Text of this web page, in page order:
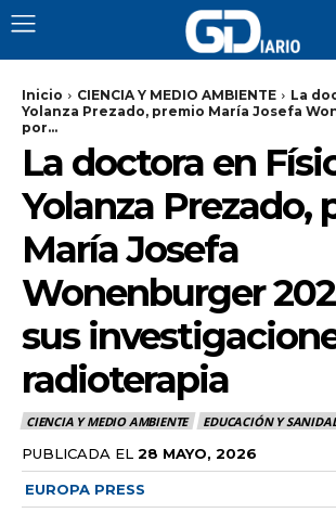
Inicio CIENCIA Y MEDIO AMBIENTE
La
Yolanza Prezado, premio María Josefa
por...
La doctora en
Yolanza Prezado,
María Josefa
Wonenburger
sus
radioterapia
CIENCIA Y MEDIO AMBIENTE EDUCACIÓN Y
PUBLICADA EL 28 MAYO, 2026
EUROPA PRESS